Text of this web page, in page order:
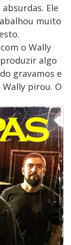
Ele
muito
o Wally
algo
gravamos e
pirou. O